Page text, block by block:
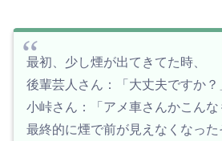
最初、少し煙が出てきてた時、
後輩芸人さん：「大丈夫ですか？
小峠さん：「アメ車さんかこんな
最終的に煙で前が見えなくなった